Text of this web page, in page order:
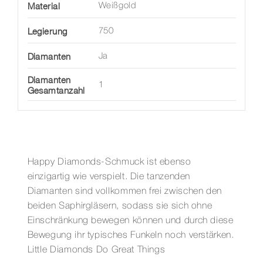
Material Weißgold
Legierung 750
Diamanten Ja
Diamanten
Gesamtanzahl
1
Happy Diamonds-Schmuck ist ebenso
einzigartig wie verspielt. Die tanzenden
Diamanten sind vollkommen frei zwischen den
beiden Saphirgläsern, sodass sie sich ohne
Einschränkung bewegen können und durch diese
Bewegung ihr typisches Funkeln noch verstärken.
Little Diamonds Do Great Things